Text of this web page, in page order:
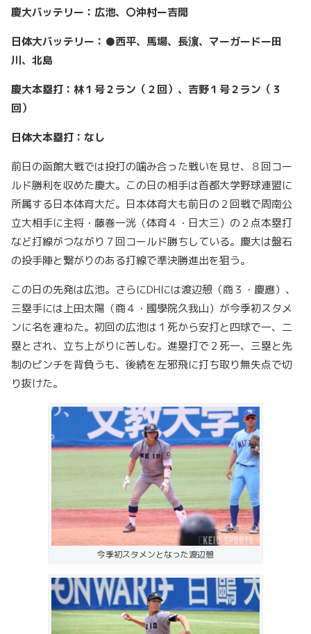
慶大バッテリー：広池、〇沖村ー吉開
日体大バッテリー：●西平、馬場、長濵、マーガードー田
川、北島
慶大本塁打：林１号２ラン（２回）、吉野１号２ラン（３
回）
日体大本塁打：なし
前日の函館大戦では投打の噛み合った戦いを見せ、８回コー
ルド勝利を収めた慶大。この日の相手は首都大学野球連盟に
所属する日本体育大だ。日本体育大も前日の２回戦で周南公
立大相手に主将・藤巻一洸（体育４・日大三）の２点本塁打
など打線がつながり７回コールド勝ちしている。慶大は盤石
の投手陣と繋がりのある打線で準決勝進出を狙う。
この日の先発は広池。さらにDHには渡辺憩（商３・慶應）、
三塁手には上田太陽（商４・國學院久我山）が今季初スタメ
ンに名を連ねた。初回の広池は１死から安打と四球で一、二
塁とされ、立ち上がりに苦しむ。進塁打で２死一、三塁と先
制のピンチを背負うも、後続を左邪飛に打ち取り無失点で切
り抜けた。
今季初スタメンとなった渡辺憩